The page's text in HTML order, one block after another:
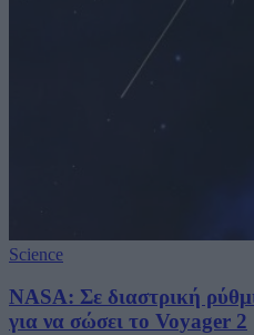
Science
NASA: Σε διαστρική
για να σώσει το Voyager 2